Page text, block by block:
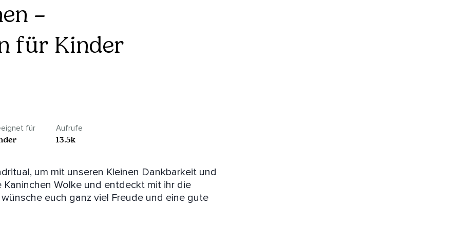
–
für Kinder
für Aufrufe
13.5k
um mit unseren Kleinen Dankbarkeit und
Wolke und entdeckt mit ihr die
euch ganz viel Freude und eine gute